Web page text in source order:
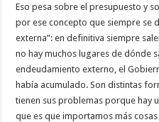
Eso pesa sobre el presupuesto y
por ese concepto que siempre se
externa”: en definitiva siempre
no hay muchos lugares de dónde
endeudamiento externo, el
había acumulado. Son distintas
tienen sus problemas porque hay
que es que importamos más